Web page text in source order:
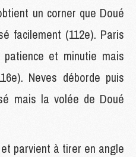
un corner que Doué
facilement (112e). Paris
et minutie mais
Neves déborde puis
mais la volée de Doué
parvient à tirer en angle